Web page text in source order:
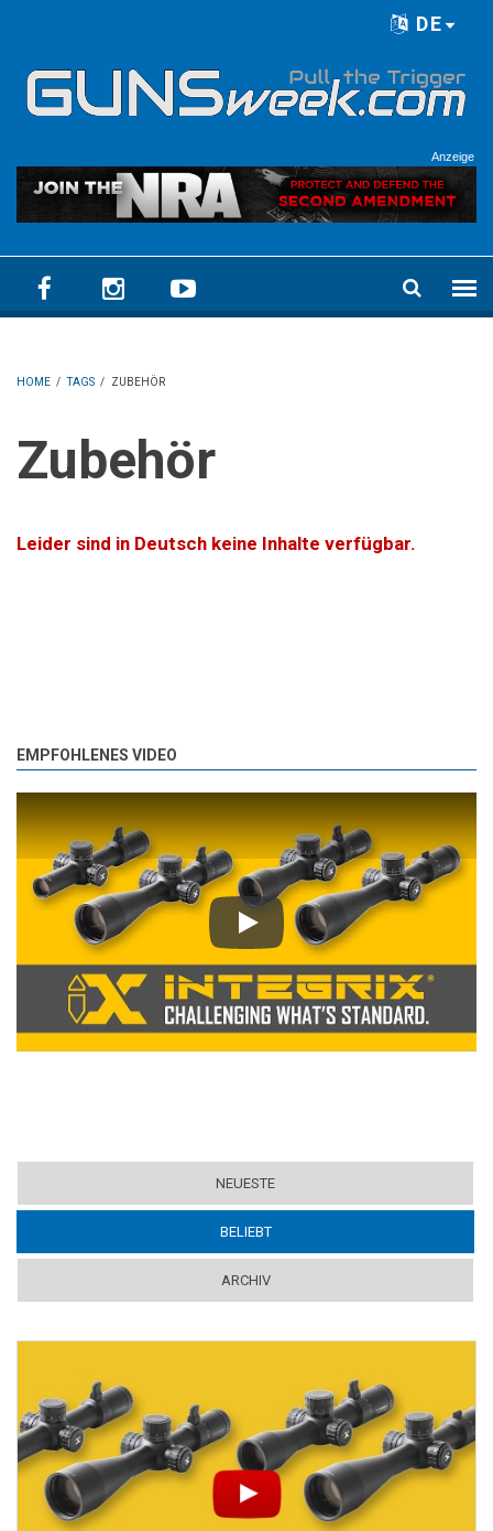
DE
Anzeige
HOME / TAGS / ZUBEHÖR
Zubehör
Leider sind in Deutsch keine Inhalte verfügbar.
EMPFOHLENES VIDEO
Play
NEUESTE
BELIEBT(ACTIVE TAB)
ARCHIV